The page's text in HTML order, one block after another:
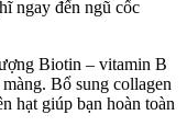
ngay đến ngũ cốc
Biotin – vitamin B
Bổ sung collagen
hạt giúp bạn hoàn toàn